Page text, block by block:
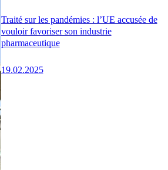
Traité sur les pandémies : l’UE accusée de
vouloir favoriser son industrie
pharmaceutique
19.02.2025